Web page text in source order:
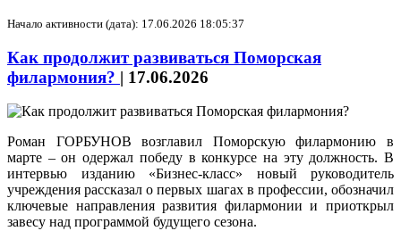
Начало активности (дата): 17.06.2026 18:05:37
Как продолжит развиваться Поморская
филармония? | 17.06.2026
Роман ГОРБУНОВ возглавил Поморскую филармонию в
марте – он одержал победу в конкурсе на эту должность. В
интервью изданию «Бизнес-класс» новый руководитель
учреждения рассказал о первых шагах в профессии, обозначил
ключевые направления развития филармонии и приоткрыл
завесу над программой будущего сезона.